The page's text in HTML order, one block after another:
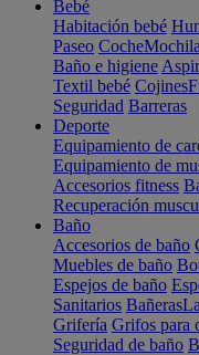
Bebé
Habitación bebé
Paseo Coche
Baño e higiene
Textil bebé Cojines
Seguridad Barreras
Deporte
Equipamiento de
Equipamiento de
Accesorios fitness
Recuperación
Baño
Accesorios de baño
Muebles de baño
Espejos de baño
Sanitarios Bañeras
Grifería Grifos para
Seguridad de baño